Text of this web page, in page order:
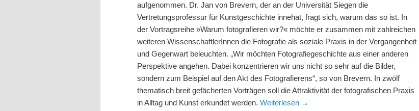
aufgenommen. Dr. Jan von Brevern, der an der Universität Siegen die
Vertretungsprofessur für Kunstgeschichte innehat, fragt sich, warum das so ist. In
der Vortragsreihe »Warum fotografieren wir?« möchte er zusammen mit zahlreichen
weiteren WissenschaftlerInnen die Fotografie als soziale Praxis in der Vergangenheit
und Gegenwart beleuchten. „Wir möchten Fotografiegeschichte aus einer anderen
Perspektive angehen. Dabei konzentrieren wir uns nicht so sehr auf die Bilder,
sondern zum Beispiel auf den Akt des Fotografierens“, so von Brevern. In zwölf
thematisch breit gefächerten Vorträgen soll die Attraktivität der fotografischen Praxis
in Alltag und Kunst erkundet werden.Weiterlesen →